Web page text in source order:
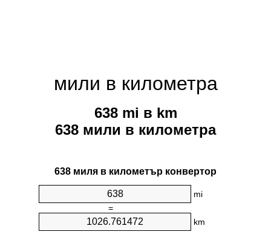
мили в километра
638 mi в km
638 мили в километра
638 миля в километър конвертор
mi
=
km